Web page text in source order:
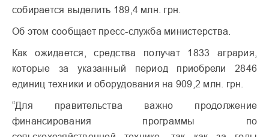
собирается выделить 189,4 млн. грн.
Об этом сообщает пресс-служба министерства.
Как ожидается, средства получат 1833 агрария,
которые за указанный период приобрели 2846
единиц техники и оборудования на 909,2 млн. грн.
“Для правительства важно продолжение
финансирования программы по